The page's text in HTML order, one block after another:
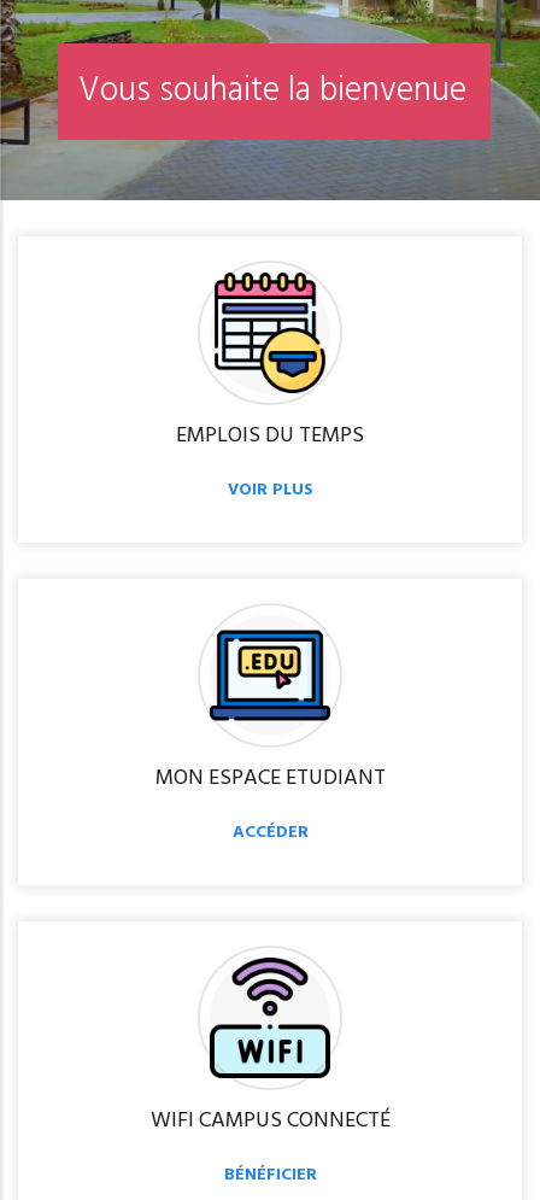
Vous souhaite la bienvenue
EMPLOIS DU TEMPS
VOIR PLUS
MON ESPACE ETUDIANT
ACCÉDER
WIFI CAMPUS CONNECTÉ
BÉNÉFICIER